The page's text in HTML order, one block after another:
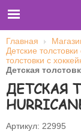
Главная
Футболки
Толстовки
Свитшоты
Бейсболки
Главная
Детские
толстовки с
Детская
ДЕТСКАЯ
Артикул: 22995